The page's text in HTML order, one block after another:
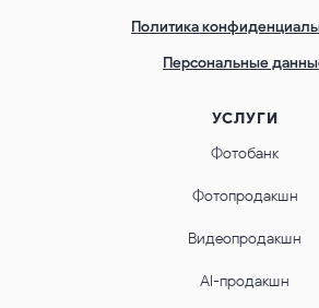
Политика
Персональные
УСЛУГИ
Фотобанк
Фотопродакшн
Видеопродакшн
AI-продакшн